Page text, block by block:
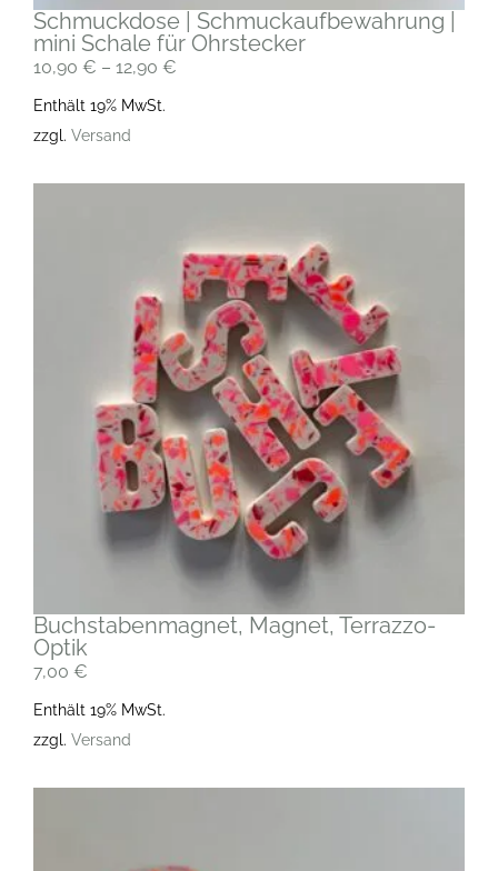
Schmuckdose | Schmuckaufbewahrung |
mini Schale für Ohrstecker
10,90 € – 12,90 €
Enthält 19% MwSt.
zzgl. Versand
Buchstabenmagnet, Magnet, Terrazzo-
Optik
7,00 €
Enthält 19% MwSt.
zzgl. Versand